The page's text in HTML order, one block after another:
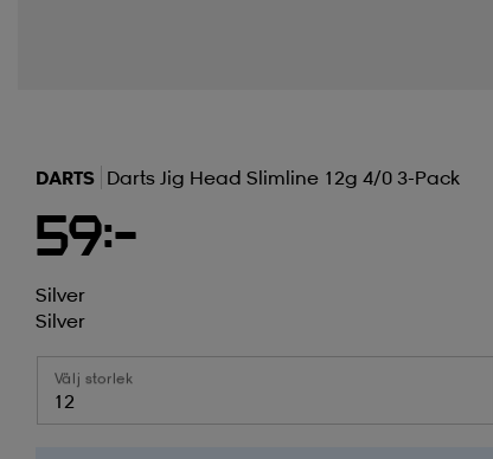
DARTS Darts Jig Head Slimline 12g 4/0 3-Pack
59:-
Silver
Silver
Välj storlek
12